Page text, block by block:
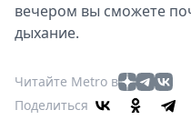
вечером вы сможете
дыхание.
Читайте Metro в
Поделиться